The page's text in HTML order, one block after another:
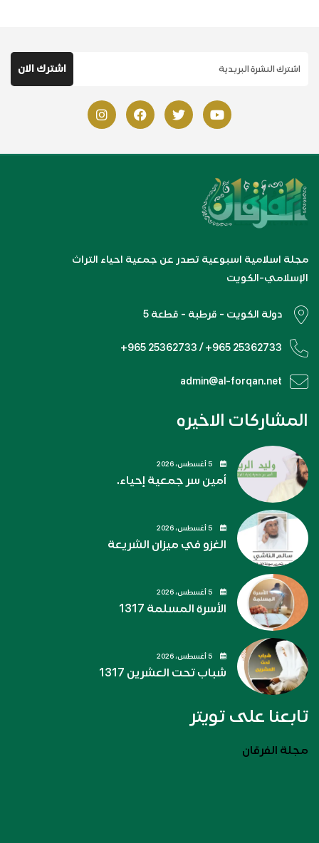
مجلة اسلامية اسبوعية تصدر عن جمعية احياء التراث
الإسلامي-الكويت
دولة الكويت - قرطبة - قطعة 5
+965 25362733 / +965 25362733
admin@al-forqan.net
المشاركات الاخيره
أمين سر جمعية إحياء.
الغزو في ميزان الشريعة
الأسرة المسلمة 1317
شباب تحت العشرين 1317
تابعنا على تويتر
مجلة الفرقان